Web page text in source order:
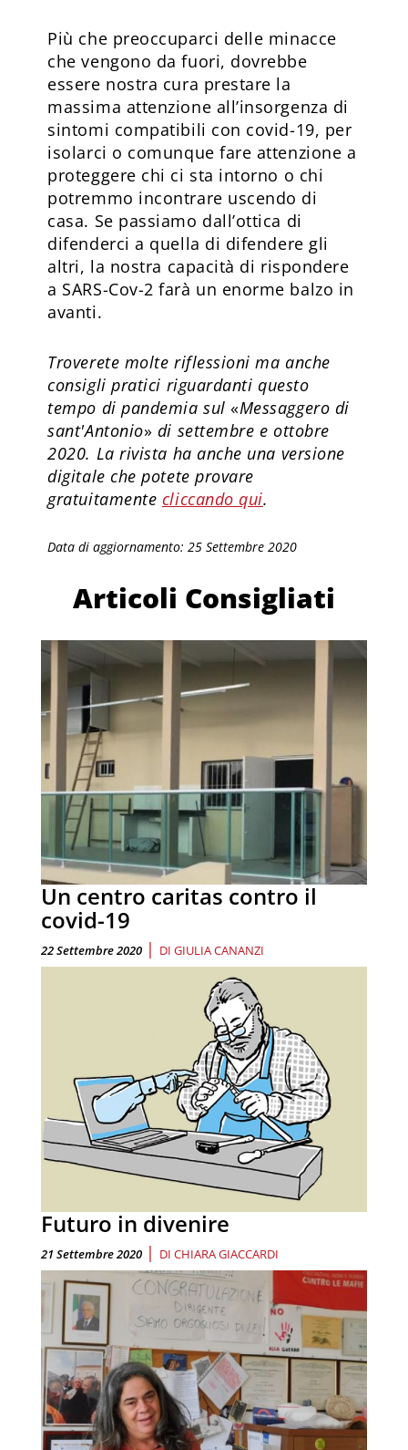
Più che preoccuparci delle minacce
che vengono da fuori, dovrebbe
essere nostra cura prestare la
massima attenzione all’insorgenza di
sintomi compatibili con covid-19, per
isolarci o comunque fare attenzione a
proteggere chi ci sta intorno o chi
potremmo incontrare uscendo di
casa. Se passiamo dall’ottica di
difenderci a quella di difendere gli
altri, la nostra capacità di rispondere
a SARS-Cov-2 farà un enorme balzo in
avanti.
Troverete molte riflessioni ma anche
consigli pratici riguardanti questo
tempo di pandemia sul«Messaggero di
sant'Antonio» di settembre e ottobre
2020. La rivista ha anche una versione
digitale che potete provare
gratuitamente cliccando qui.
Data di aggiornamento: 25 Settembre 2020
Articoli Consigliati
Un centro caritas contro il
covid-19
22 Settembre 2020 | DI GIULIA CANANZI
Futuro in divenire
21 Settembre 2020 | DI CHIARA GIACCARDI